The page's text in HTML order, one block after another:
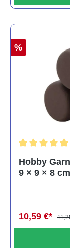
%
Hobby
9 × 9 × 8
10,59 €*